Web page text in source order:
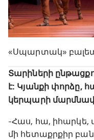
«Սպարտակ»
Տարիների
է: Կյանքի փորձը,
կերպարի
-Հաս, հա, իհարկե,
մի հետաքրքիր բան